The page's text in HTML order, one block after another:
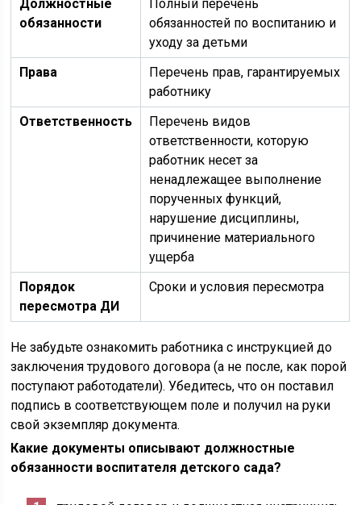
Должностные
обязанности
Полный перечень
обязанностей по воспитанию и
уходу за детьми
Права
Перечень прав, гарантируемых
работнику
Ответственность
Перечень видов
ответственности, которую
работник несет за
ненадлежащее выполнение
порученных функций,
нарушение дисциплины,
причинение материального
ущерба
Порядок
пересмотра ДИ
Сроки и условия пересмотра
Не забудьте ознакомить работника с инструкцией до
заключения трудового договора (а не после, как порой
поступают работодатели). Убедитесь, что он поставил
подпись в соответствующем поле и получил на руки
свой экземпляр документа.
Какие документы описывают должностные
обязанности воспитателя детского сада?